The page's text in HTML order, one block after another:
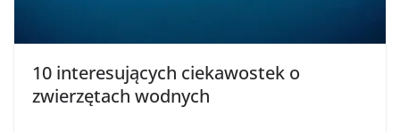
10 interesujących ciekawostek o
zwierzętach wodnych